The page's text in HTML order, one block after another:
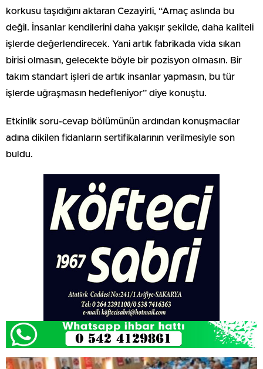
korkusu taşıdığını aktaran Cezayirli, “Amaç aslında bu
değil. İnsanlar kendilerini daha yakışır şekilde, daha kaliteli
işlerde değerlendirecek. Yani artık fabrikada vida sıkan
birisi olmasın, gelecekte böyle bir pozisyon olmasın. Bir
takım standart işleri de artık insanlar yapmasın, bu tür
işlerde uğraşmasın hedefleniyor” diye konuştu.
Etkinlik soru-cevap bölümünün ardından konuşmacılar
adına dikilen fidanların sertifikalarının verilmesiyle son
buldu.